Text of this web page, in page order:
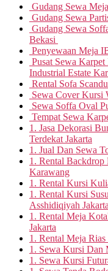
Gudang Sewa
Gudang Sewa
Gudang Sewa
Bekasi
Penyewaan Meja
Pusat Sewa
Industrial Estate
Rental Sofa
Sewa Cover Kursi
Sewa Soffa Oval
Tempat Sewa
1. Jasa Dekorasi
Terdekat Jakarta
1. Jual Dan Sewa
1. Rental
Karawang
1. Rental Kursi
1. Rental Kursi
Asshidiqiyah Jakarta
1. Rental Meja
Jakarta
1. Rental Meja
1. Sewa Kursi Dan
1. Sewa Kursi